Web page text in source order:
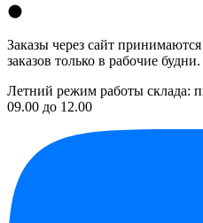
Заказы через сайт
заказов только в рабочие будни.
Летний режим работы склада:
09.00 до 12.00